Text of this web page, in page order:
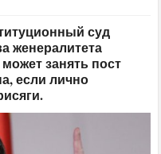
суд
женералитета
занять пост
если лично